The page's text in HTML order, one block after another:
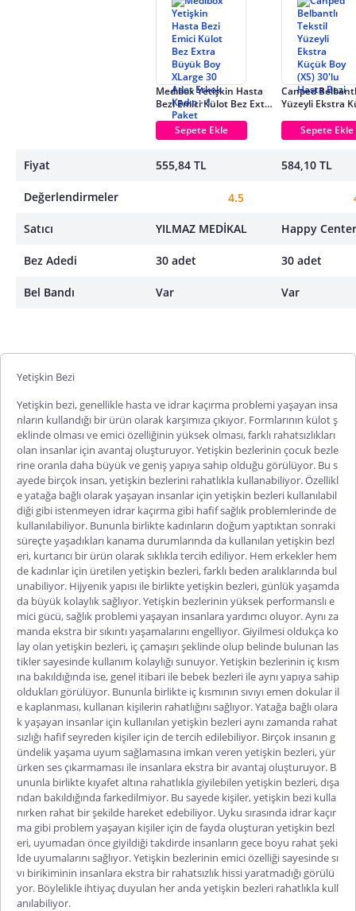
Fiyat
Değerlendirmeler
Satıcı
Bez Adedi
Bel Bandı
Medıbox Yetişkin Hasta
Bezi Emici Külot Bez Extra
Büyük Boy XLarge 30
Adet Erkek Kadın - 1
Paket
Sepete Ekle
555,84 TL
4.5
YILMAZ MEDİKAL
30 adet
Var
Canped
Yüzeyli Ekstra
Sepete Ekle
584,10 TL
Happy Center
30 adet
Var
Yetişkin Bezi
Yetişkin bezi, genellikle hasta ve idrar kaçırma problemi yaşayan insa
nların kullandığı bir ürün olarak karşımıza çıkıyor. Formlarının külot ş
eklinde olması ve emici özelliğinin yüksek olması, farklı rahatsızlıkları
olan insanlar için avantaj oluşturuyor. Yetişkin bezlerinin çocuk bezle
rine oranla daha büyük ve geniş yapıya sahip olduğu görülüyor. Bu s
ayede birçok insan, yetişkin bezlerini rahatlıkla kullanabiliyor. Özellikl
e yatağa bağlı olarak yaşayan insanlar için yetişkin bezleri kullanılabil
diği gibi istenmeyen idrar kaçırma gibi hafif sağlık problemlerinde de
kullanılabiliyor. Bununla birlikte kadınların doğum yaptıktan sonraki
süreçte yaşadıkları kanama durumlarında da kullanılan yetişkin bezl
eri, kurtarıcı bir ürün olarak sıklıkla tercih ediliyor. Hem erkekler hem
de kadınlar için üretilen yetişkin bezleri, farklı beden aralıklarında bul
unabiliyor. Hijyenik yapısı ile birlikte yetişkin bezleri, günlük yaşamda
da büyük kolaylık sağlıyor. Yetişkin bezlerinin yüksek performanslı e
mici gücü, sağlık problemi yaşayan insanlara yardımcı oluyor. Aynı za
manda ekstra bir sıkıntı yaşamalarını engelliyor. Giyilmesi oldukça ko
lay olan yetişkin bezleri, iç çamaşırı şeklinde olup belinde bulunan las
tikler sayesinde kullanım kolaylığı sunuyor. Yetişkin bezlerinin iç kısm
ına bakıldığında ise, genel itibari ile bebek bezleri ile aynı yapıya sahip
oldukları görülüyor. Bununla birlikte iç kısmının sıvıyı emen dokular il
e kaplanması, kullanan kişilerin rahatlığını sağlıyor. Yatağa bağlı olara
k yaşayan insanlar için kullanılan yetişkin bezleri aynı zamanda rahat
sızlığı hafif seyreden kişiler için de tercih edilebiliyor. Birçok insanın g
ündelik yaşama uyum sağlamasına imkan veren yetişkin bezleri, yür
ürken ses çıkarmaması ile insanlara ekstra bir avantaj oluşturuyor. B
ununla birlikte kıyafet altına rahatlıkla giyilebilen yetişkin bezleri, dışa
rıdan bakıldığında farkedilmiyor. Bu sayede kişiler, yetişkin bezi kulla
nırken rahat bir şekilde hareket edebiliyor. Uyku sırasında idrar kaçır
ma gibi problem yaşayan kişiler için de fayda oluşturan yetişkin bezl
eri, uyumadan önce giyildiği takdirde insanların gece boyu rahat şeki
lde uyumalarını sağlıyor. Yetişkin bezlerinin emici özelliği sayesinde sı
vı birikiminin insanlara ekstra bir rahatsızlık hissi yaratmadığı görülü
yor. Böylelikle ihtiyaç duyulan her anda yetişkin bezleri rahatlıkla kull
anılabiliyor.